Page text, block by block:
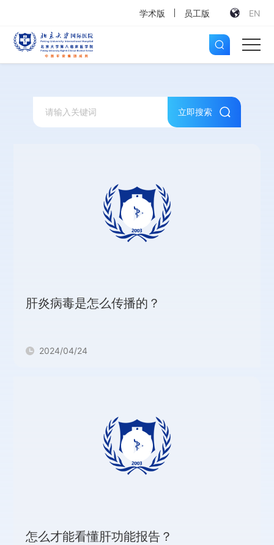
学术版 员工版 EN
立即搜索
肝炎病毒是怎么传播的？
2024/04/24
怎么才能看懂肝功能报告？